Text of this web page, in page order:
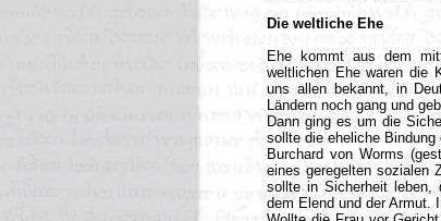
Die weltliche Ehe
Ehe kommt aus dem
weltlichen Ehe waren die
uns allen bekannt, in
Ländern noch gang und
Dann ging es um die
sollte die eheliche
Burchard von Worms
eines geregelten sozialen
sollte in Sicherheit leben,
dem Elend und der Armut.